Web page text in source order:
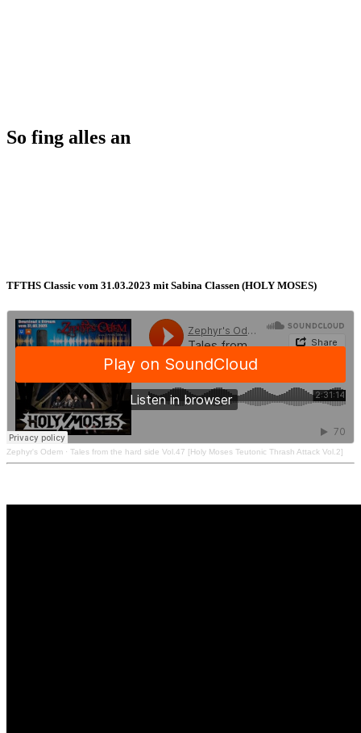
So fing alles an
TFTHS Classic vom 31.03.2023 mit Sabina Classen (HOLY MOSES)
Zephyr's Odem · Tales from the hard side Vol.47 [Holy Moses Teutonic Thrash Attack Vol.2]